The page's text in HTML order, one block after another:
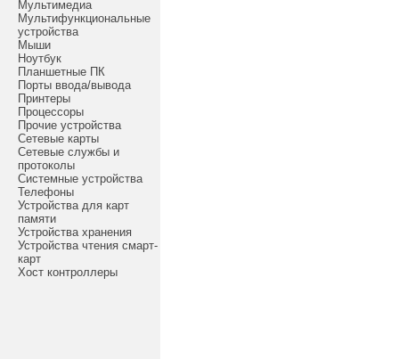
Мультимедиа
Мультифункциональные
устройства
Мыши
Ноутбук
Планшетные ПК
Порты ввода/вывода
Принтеры
Процессоры
Прочие устройства
Сетевые карты
Сетевые службы и
протоколы
Системные устройства
Телефоны
Устройства для карт
памяти
Устройства хранения
Устройства чтения смарт-
карт
Хост контроллеры